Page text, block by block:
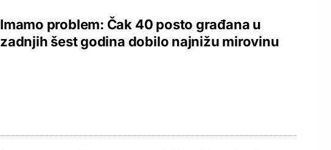
Imamo problem: Čak 40 posto građana u
zadnjih šest godina dobilo najnižu mirovinu